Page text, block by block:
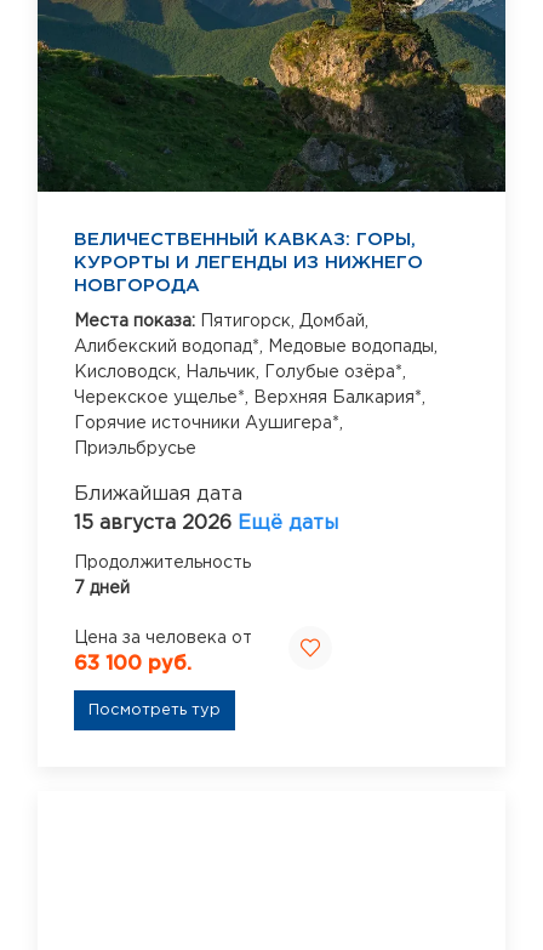
ВЕЛИЧЕСТВЕННЫЙ КАВКАЗ: ГОРЫ,
КУРОРТЫ И ЛЕГЕНДЫ ИЗ НИЖНЕГО
НОВГОРОДА
Места показа: Пятигорск, Домбай,
Алибекский водопад*,
Медовые водопады,
Кисловодск,
Нальчик,
Голубые озёра*,
Черекское ущелье*,
Верхняя Балкария*,
Горячие источники Аушигера*,
Приэльбрусье
Ближайшая дата
15 августа 2026 Ещё даты
Продолжительность
7 дней
Цена за человека от
63 100 руб.
Посмотреть тур